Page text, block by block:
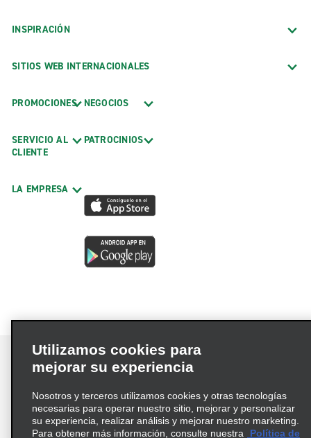
INSPIRACIÓN
SITIOS WEB INTERNACIONALES
PROMOCIONES
SERVICIO AL
CLIENTE
LA EMPRESA
NEGOCIOS
PATROCINIOS
Términos de uso
Política de privacidad
Política de cookies
Utilizamos cookies para
mejorar su experiencia
Nosotros y terceros utilizamos cookies y otras tecnologías
necesarias para operar nuestro sitio, mejorar y personalizar
su experiencia, realizar análisis y mejorar nuestro marketing.
Para obtener más información, consulte nuestra
Política de